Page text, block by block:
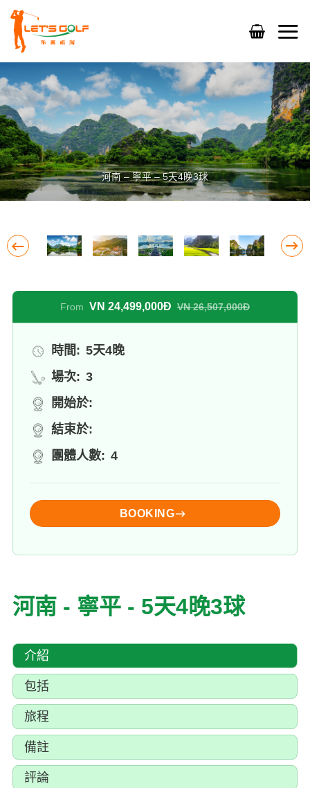
content
河南 – 寧平 – 5天4晚3球
河南 - 寧平 - 5天4晚3球
介紹
包括
旅程
備註
評論
From VN 24,499,000Đ VN 26,507,000Đ
時間: 5天4晚
場次: 3
開始於:
結束於:
團體人數: 4
BOOKING